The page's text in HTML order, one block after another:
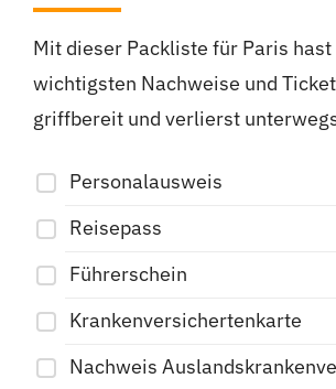
Mit dieser Packliste für Paris hast
wichtigsten Nachweise und
griffbereit und verlierst
Personalausweis
Reisepass
Führerschein
Krankenversichertenkarte
Nachweis